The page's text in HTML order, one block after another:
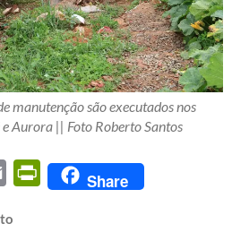
manutenção são executados nos
e Aurora || Foto Roberto Santos
Email PrintFriendly
Share